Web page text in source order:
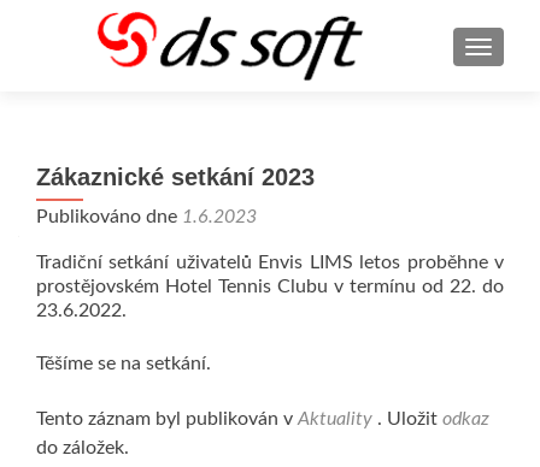
Zákaznické setkání 2023
Publikováno dne 1.6.2023
Tradiční setkání uživatelů Envis LIMS letos proběhne v
prostějovském Hotel Tennis Clubu v termínu od 22. do
23.6.2022.
Těšíme se na setkání.
Tento záznam byl publikován v Aktuality . Uložit odkaz
do záložek.